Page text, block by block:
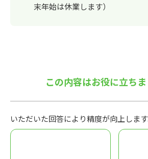
末年始は休業します）
この内容はお役に立ち
いただいた回答により精度が向上します